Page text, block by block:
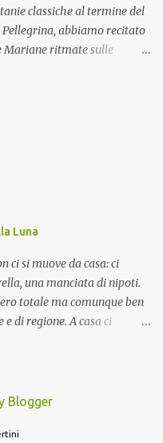
classiche al termine del
abbiamo recitato
Mariane ritmate sulle
Luna
ci si muove da casa: ci
una manciata di nipoti.
totale ma comunque ben
di regione. A casa ci
Blogger